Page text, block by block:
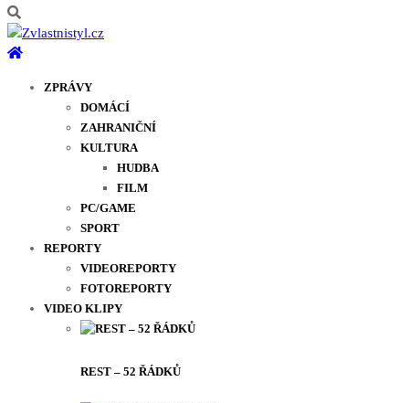
ZPRÁVY
DOMÁCÍ
ZAHRANIČNÍ
KULTURA
HUDBA
FILM
PC/GAME
SPORT
REPORTY
VIDEOREPORTY
FOTOREPORTY
VIDEO KLIPY
REST – 52 ŘÁDKŮ